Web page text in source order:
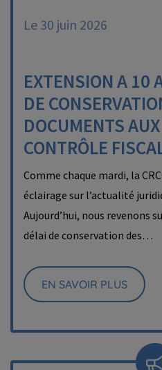
Le 30 juin 2026
EXTENSION A 10
DE
DOCUMENTS
CONTRÔLE
Comme chaque mardi, la
éclairage sur l’actualité
Aujourd’hui, nous revenons
délai de conservation des…
EN SAVOIR PLUS